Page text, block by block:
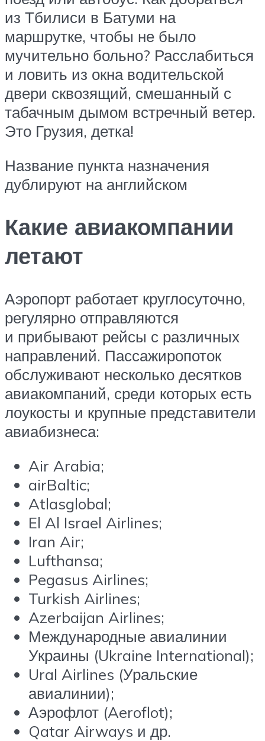
из Тбилиси в Батуми на
маршрутке, чтобы не было
мучительно больно? Расслабиться
и ловить из окна водительской
двери сквозящий, смешанный с
табачным дымом встречный ветер.
Это Грузия, детка!
Название пункта назначения
дублируют на английском
Какие авиакомпании
летают
Аэропорт работает круглосуточно,
регулярно отправляются
и прибывают рейсы с различных
направлений. Пассажиропоток
обслуживают несколько десятков
авиакомпаний, среди которых есть
лоукосты и крупные представители
авиабизнеса:
Air Arabia;
airBaltic;
Atlasglobal;
El Al Israel Airlines;
Iran Air;
Lufthansa;
Pegasus Airlines;
Turkish Airlines;
Azerbaijan Airlines;
Международные авиалинии
Украины (Ukraine International);
Ural Airlines (Уральские
авиалинии);
Аэрофлот (Aeroflot);
Qatar Airways и др.